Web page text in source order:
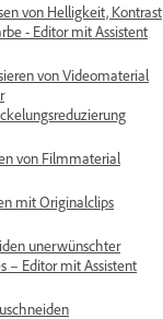
von Helligkeit, Kontrast
- Editor mit Assistent
von Videomaterial
von Filmmaterial
mit Originalclips
unerwünschter
– Editor mit Assistent